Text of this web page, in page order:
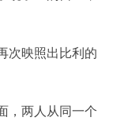
次映照出比利的
，两人从同一个